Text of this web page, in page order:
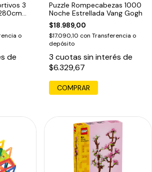
3
o
de
Puzzle Rompecabezas 1000
Noche Estrellada Vang Gogh
$18.989,00
$17.090,10 con Transferencia o
depósito
3 cuotas sin interés de
$6.329,67